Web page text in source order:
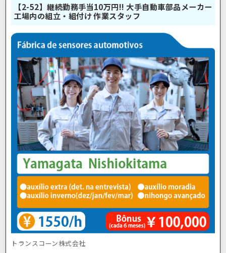
【2-52】継続勤務手当10万円!! 大手自動車部品メーカー
工場内の組立・組付け 作業スタッフ
トランスコーン株式会社